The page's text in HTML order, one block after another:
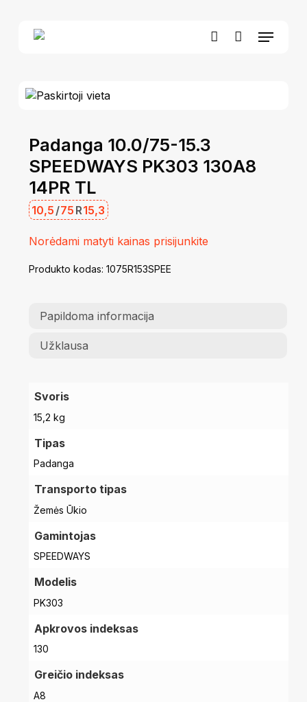
Menu
Close
Cart
Padanga 10.0/75-15.3
SPEEDWAYS PK303 130A8
14PR TL
10,5 /75 R15,3
Norėdami matyti kainas prisijunkite
Produkto kodas: 1075R153SPEE
Papildoma informacija
Užklausa
Svoris
15,2 kg
Tipas
Padanga
Transporto tipas
Žemės Ūkio
Gamintojas
SPEEDWAYS
Modelis
PK303
Apkrovos indeksas
130
Greičio indeksas
A8